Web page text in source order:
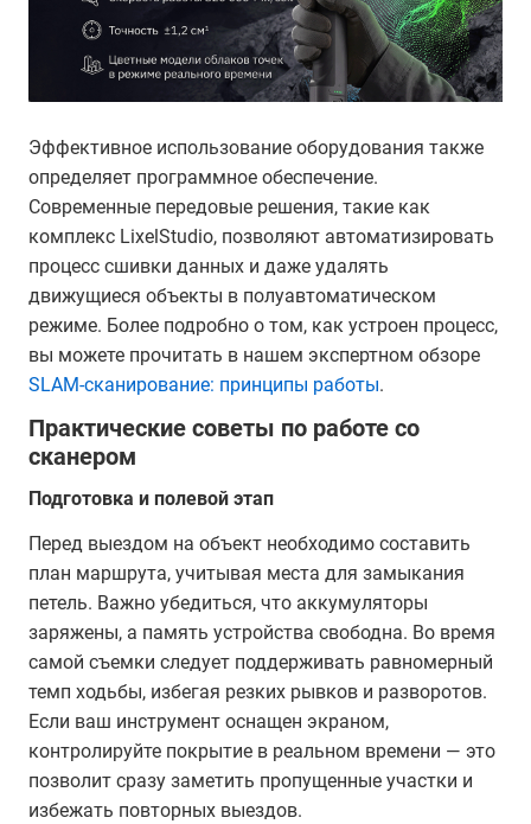
Эффективное использование оборудования также
определяет программное обеспечение.
Современные передовые решения, такие как
комплекс LixelStudio, позволяют автоматизировать
процесс сшивки данных и даже удалять
движущиеся объекты в полуавтоматическом
режиме. Более подробно о том, как устроен процесс,
вы можете прочитать в нашем экспертном обзоре
SLAM-сканирование: принципы работы.
Практические советы по работе со
сканером
Подготовка и полевой этап
Перед выездом на объект необходимо составить
план маршрута, учитывая места для замыкания
петель. Важно убедиться, что аккумуляторы
заряжены, а память устройства свободна. Во время
самой съемки следует поддерживать равномерный
темп ходьбы, избегая резких рывков и разворотов.
Если ваш инструмент оснащен экраном,
контролируйте покрытие в реальном времени — это
позволит сразу заметить пропущенные участки и
избежать повторных выездов.